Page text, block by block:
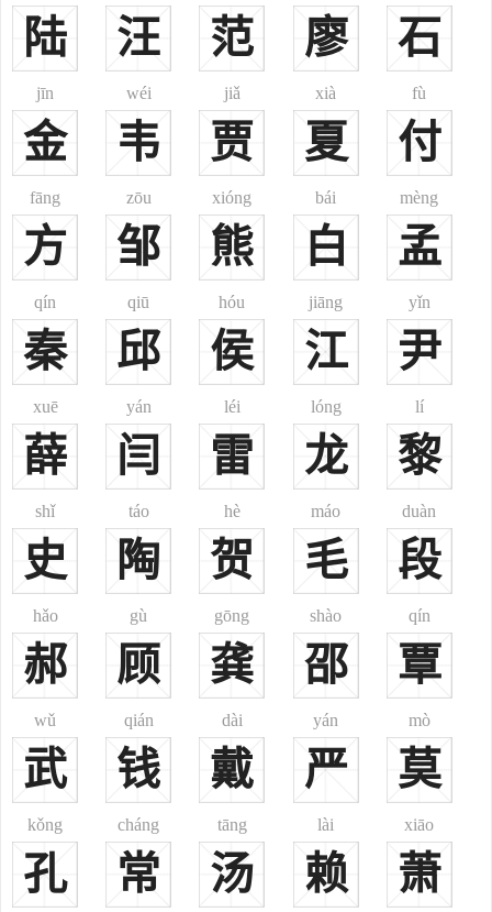
已广布天下，尤以浙江、四川、江苏、湖南等省多此姓，上述四省蒋
姓约占全国汉族蒋姓人口的百分之六十。蒋姓是当今中国姓氏排行第
四十三位的大姓，人口较多，约占全国汉族人口的百分之零点四七。
当代蒋姓的人口已近540万，为全国第四十五位大姓，大约占全
国人口的0.43%。自宋朝至今1000年蒋姓人口增长率是呈∧形的态
势。在全国的分布主要集中于四川、湖南、江苏三省，大约占蒋姓总
人口的42%。其次分布于广西、浙江、安徽、重庆、贵州五省市，大
约又占了蒋姓总人口的31%。四川居住了蒋姓总人口的17%，为蒋姓
第一大省。全国形成以川渝湘、苏浙为中心的蒋姓聚集区。
渝黔、湘桂、广东北部、江西西部、云南大部、苏浙大部、安徽东
部、上海，蒋姓一般占当地人口的比例在0.66%以上，在中心地区可
大部、吉林东部，蒋姓占当地人口的比例在0.22%—0.66%，其覆盖面
积约占了总国土面积的34.6%，居住了大约33.5%的蒋姓人群。
东莱郡：东莱郡始建于西汉高祖时，治所在掖县（今山东省莱州
市），东汉时移治黄县（今山东省龙口市东）。后改为国，唐朝时曾
改为莱州。
乐安郡：南朝宋始置乐安郡，故址在今山东省广饶县。
“钟山堂”：東漢时有秣陵尉蒋子文在山中剿匪时牺牲了。他生前
说过“我的骨头轻，死后一定成神”。到了三国时代，吴国孙权在健康
（今南京）建了国都。一天，孙权到钟山堂游览，果然看到了死去了
好久的秣陵尉蒋子文，骑着白马，拿着鹅毛扇子，孙权于是就在钟山
上给他盖了庙，封他为蒋侯，专门派人奉祀他。蒋氏因以“钟山”为
号。
“九侯堂”：西汉时蒋诩忠于汉室，王莽篡汉后要他做臣子，他坚
把他的九个儿子都封为侯。蒋氏因以“九侯”为号。
一、
(蔣)jiǎng
现行常见姓氏。分布很广：今北京，河北之尚义，山东之平邑，
陆 汪 范 廖 石
jīn
金
wéi
韦
jiǎ
贾
xià
夏
fù
付
fāng
方
zōu
邹
xióng
熊
bái
白
mèng
孟
qín
秦
qiū
邱
hóu
侯
jiāng
江
yǐn
尹
xuē
薛
yán
闫
léi
雷
lóng
龙
lí
黎
shǐ
史
táo
陶
hè
贺
máo
毛
duàn
段
hǎo
郝
gù
顾
gōng
龚
shào
邵
qín
覃
wǔ
武
qián
钱
dài
戴
yán
严
mò
莫
kǒng
孔
cháng
常
tāng
汤
lài
赖
xiāo
萧